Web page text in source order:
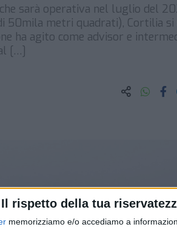
Il rispetto della tua
memorizziamo e/o accediamo a
che sarà operativa nel luglio del
50mila metri quadrati), Cortilia
ha agito come advisor e
[…]